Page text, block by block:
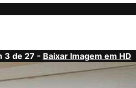
3 de 27 - Baixar Imagem em HD